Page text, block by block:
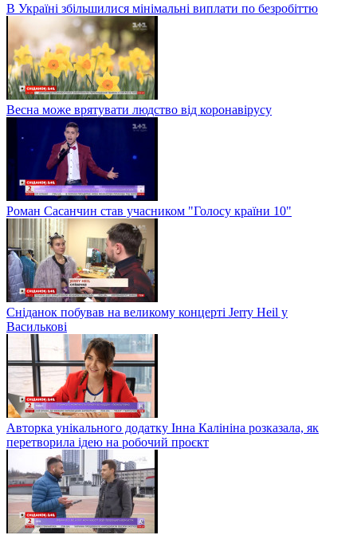
В Україні збільшилися мінімальні виплати по безробіттю
Весна може врятувати людство від коронавірусу
Роман Сасанчин став учасником "Голосу країни 10"
Сніданок побував на великому концерті Jerry Heil у
Василькові
Авторка унікального додатку Інна Калініна розказала, як
перетворила ідею на робочий проєкт